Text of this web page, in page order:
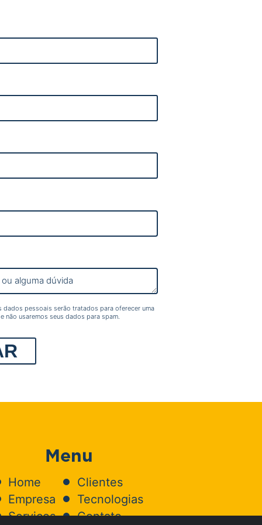
pessoais serão tratados para oferecer uma
não usaremos seus dados para spam.
Menu
Home
Empresa
Serviços
Clientes
Tecnologias
Contato